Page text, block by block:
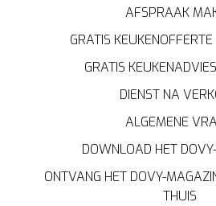
AFSPRAAK
GRATIS
GRATIS
DIENST NA
ALGEMENE
DOWNLOAD HET
ONTVANG HET DOVY-
THUIS